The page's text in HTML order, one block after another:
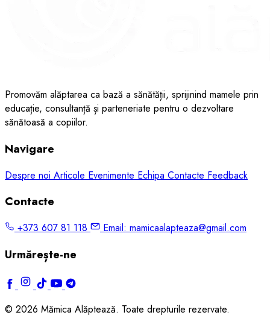
Promovăm alăptarea ca bază a sănătății, sprijinind mamele prin
educație, consultanță și parteneriate pentru o dezvoltare
sănătoasă a copiilor.
Navigare
Despre noi Articole Evenimente Echipa Contacte Feedback
Contacte
+373 607 81 118 Email: mamicaalapteaza@gmail.com
Urmărește-ne
© 2026 Mămica Alăptează. Toate drepturile rezervate.